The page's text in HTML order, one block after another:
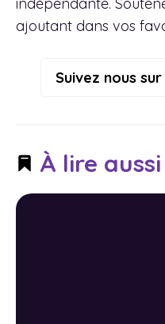
indépendante.
ajoutant dans vos
Suivez nous
À lire